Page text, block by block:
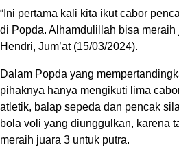
“Ini pertama kali kita ikut cabor
di Popda. Alhamdulillah bisa meraih
Hendri, Jum’at (15/03/2024).
Dalam Popda yang
pihaknya hanya mengikuti lima
atletik, balap sepeda dan pencak
bola voli yang diunggulkan, karena
meraih juara 3 untuk putra.